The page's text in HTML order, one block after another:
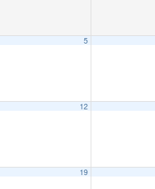
5
12
19